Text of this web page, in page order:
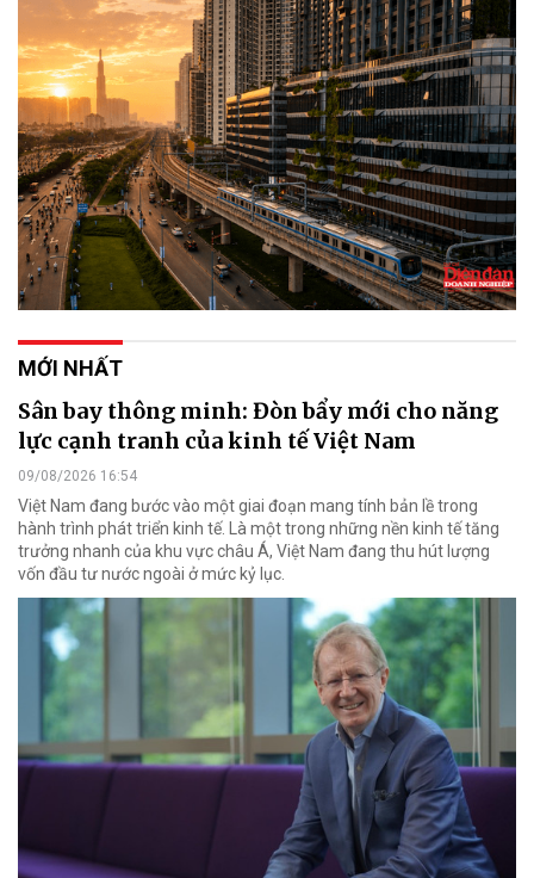
MỚI NHẤT
Sân bay thông minh: Đòn bẩy mới cho năng
lực cạnh tranh của kinh tế Việt Nam
09/08/2026 16:54
Việt Nam đang bước vào một giai đoạn mang tính bản lề trong
hành trình phát triển kinh tế. Là một trong những nền kinh tế tăng
trưởng nhanh của khu vực châu Á, Việt Nam đang thu hút lượng
vốn đầu tư nước ngoài ở mức kỷ lục.